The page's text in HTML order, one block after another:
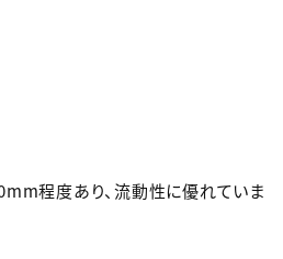
程度あり、流動性に優れていま